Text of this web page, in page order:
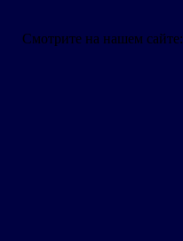
Смотрите на нашем сайте: